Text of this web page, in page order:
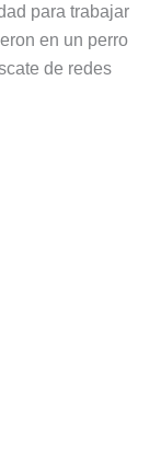
para trabajar
en un perro
de redes